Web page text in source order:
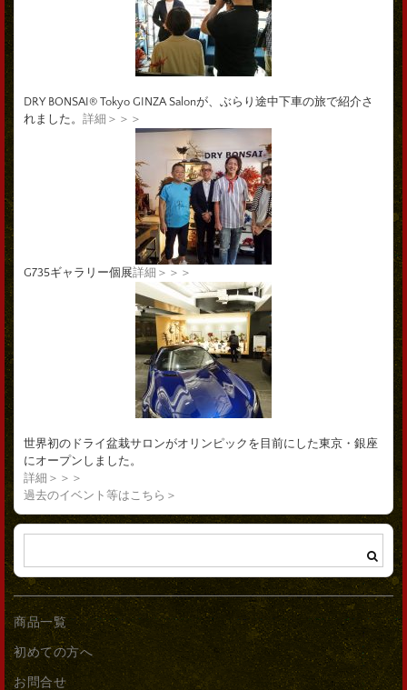
DRY BONSAI® Tokyo GINZA Salonが、ぶらり途中下車の旅で紹介さ
れました。 詳細＞＞＞
G735ギャラリー個展詳細＞＞＞
世界初のドライ盆栽サロンがオリンピックを目前にした東京・銀座
にオープンしました。
詳細＞＞＞
過去のイベント等はこちら＞
商品一覧
初めての方へ
お問合せ